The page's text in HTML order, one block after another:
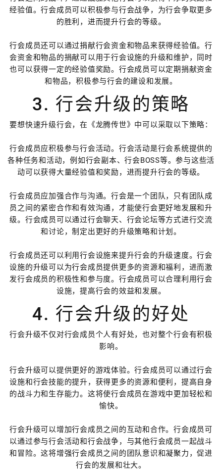
经验值。行会成员可以积极参与行会战争，为行会争取更多
的胜利，进而提升行会的等级。
行会成员还可以通过捐献行会资金和物品来获得经验值。行
会资金和物品的捐献可以用于行会设施的升级和维护，同时
也可以获得一定的经验值奖励。行会成员可以定期捐献资金
和物品，积极参与行会的建设和发展。
3. 行会升级的策略
要想快速升级行会，在《龙腾传世》中可以采取以下策略：
行会成员应积极参与行会活动。行会活动是行会系统提供的
各种任务和活动，例如行会副本、行会BOSS等。参与这些活
动可以获得大量经验值和奖励，进而提升行会的等级。
行会成员应加强合作与沟通。行会是一个团队，只有团队成
员之间的紧密合作和有效沟通，才能使行会更好地发展和升
级。行会成员可以通过行会聊天、行会论坛等方式进行交流
和讨论，制定出更好的升级策略和计划。
行会成员还可以利用行会设施来提升行会的升级速度。行会
设施的升级可以为行会成员提供更多的资源和福利，进而激
发行会成员的积极性和参与度。行会成员可以合理利用行会
设施，提高行会的效益和发展。
4. 行会升级的好处
行会升级不仅对行会成员个人有好处，也对整个行会有积极
影响。
行会升级可以提供更好的游戏体验。行会成员可以通过行会
设施和行会技能的提升，获得更多的资源和便利，提高自身
的战斗力和生存能力。这将使行会成员在游戏中更加轻松和
愉快。
行会升级可以增加行会成员之间的互动和合作。行会成员可
以通过参与行会活动和行会战争，与其他行会成员一起战斗
和冒险。这将增强行会成员之间的团队意识和凝聚力，促进
行会的发展和壮大。